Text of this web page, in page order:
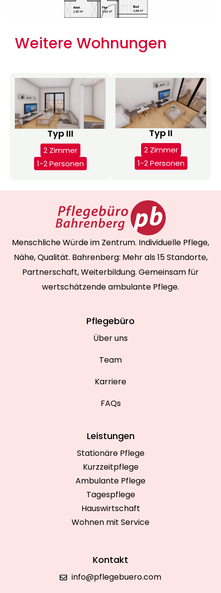
Weitere Wohnungen
Typ III
2 Zimmer
1-2 Personen
Typ II
2 Zimmer
1-2 Personen
Menschliche Würde im Zentrum. Individuelle Pflege,
Nähe, Qualität. Bahrenberg: Mehr als 15 Standorte,
Partnerschaft, Weiterbildung. Gemeinsam für
wertschätzende ambulante Pflege.
Pflegebüro
Über uns
Team
Karriere
FAQs
Leistungen
Stationäre Pflege
Kurzzeitpflege
Ambulante Pflege
Tagespflege
Hauswirtschaft
Wohnen mit Service
Kontakt
info@pflegebuero.com